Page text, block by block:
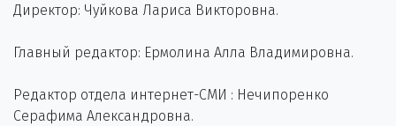
Директор: Чуйкова Лариса Викторовна.
Главный редактор: Ермолина Алла Владимировна.
Редактор отдела интернет-СМИ : Нечипоренко
Серафима Александровна.